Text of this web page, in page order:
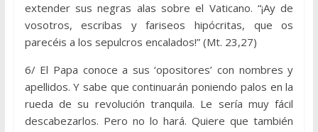
extender sus negras alas sobre el Vaticano. “¡Ay de
vosotros, escribas y fariseos hipócritas, que os
parecéis a los sepulcros encalados!” (Mt. 23,27)
6/ El Papa conoce a sus ‘opositores’ con nombres y
apellidos. Y sabe que continuarán poniendo palos en la
rueda de su revolución tranquila. Le sería muy fácil
descabezarlos. Pero no lo hará. Quiere que también